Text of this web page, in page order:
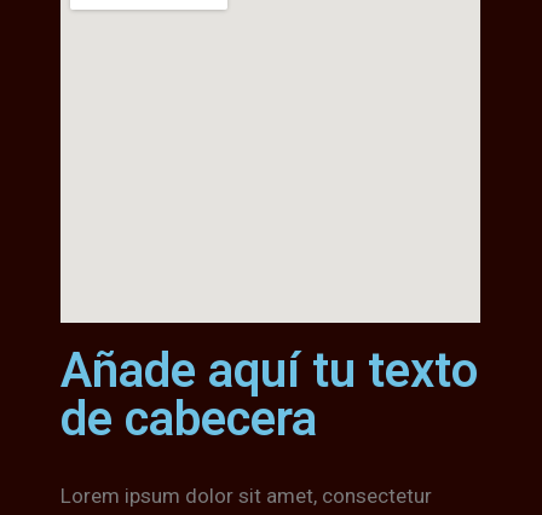
Añade aquí tu texto
de cabecera
Lorem ipsum dolor sit amet, consectetur